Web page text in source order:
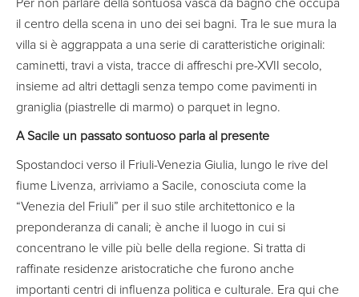
Per non parlare della sontuosa vasca da bagno che occupa
il centro della scena in uno dei sei bagni. Tra le sue mura la
villa si è aggrappata a una serie di caratteristiche originali:
caminetti, travi a vista, tracce di affreschi pre-XVII secolo,
insieme ad altri dettagli senza tempo come pavimenti in
graniglia (piastrelle di marmo) o parquet in legno.
A Sacile un passato sontuoso parla al presente
Spostandoci verso il Friuli-Venezia Giulia, lungo le rive del
fiume Livenza, arriviamo a Sacile, conosciuta come la
“Venezia del Friuli” per il suo stile architettonico e la
preponderanza di canali; è anche il luogo in cui si
concentrano le ville più belle della regione. Si tratta di
raffinate residenze aristocratiche che furono anche
importanti centri di influenza politica e culturale. Era qui che